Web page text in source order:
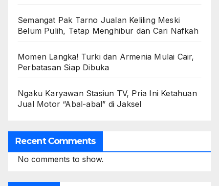
Semangat Pak Tarno Jualan Keliling Meski
Belum Pulih, Tetap Menghibur dan Cari Nafkah
Momen Langka! Turki dan Armenia Mulai Cair,
Perbatasan Siap Dibuka
Ngaku Karyawan Stasiun TV, Pria Ini Ketahuan
Jual Motor “Abal-abal” di Jaksel
Recent Comments
No comments to show.